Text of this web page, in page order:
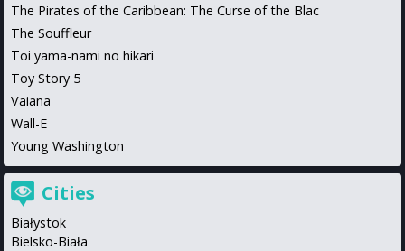
The Pirates of the Caribbean: The Curse of the Blac
The Souffleur
Toi yama-nami no hikari
Toy Story 5
Vaiana
Wall-E
Young Washington
Cities
Białystok
Bielsko-Biała